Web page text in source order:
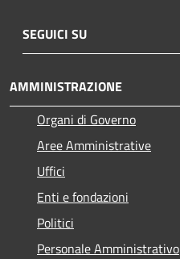
SEGUICI SU
AMMINISTRAZIONE
Organi di Governo
Aree Amministrative
Uffici
Enti e fondazioni
Politici
Personale Amministrativo